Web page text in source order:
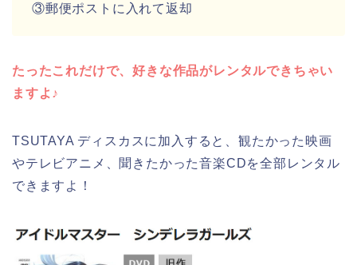
③郵便ポストに入れて返却
たったこれだけで、好きな作品がレンタルできちゃい
ますよ♪
TSUTAYA ディスカスに加入すると、観たかった映画
やテレビアニメ、聞きたかった音楽CDを全部レンタル
できますよ！